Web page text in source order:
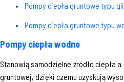
Pompy ciepła gruntowe typu
Pompy ciepła gruntowe typu
Pompy ciepła wodne
Stanowią samodzielne źródło ciepła
gruntowej, dzięki czemu uzyskują